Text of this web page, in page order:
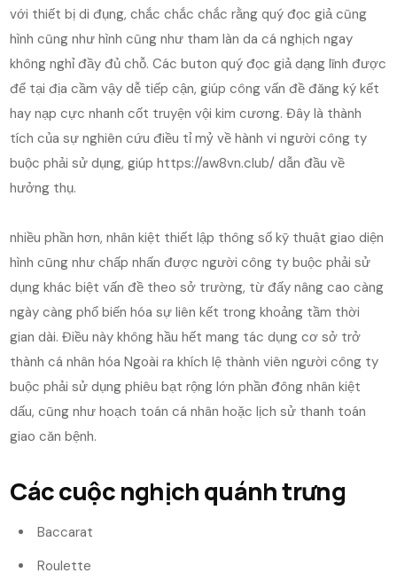
với thiết bị di đụng, chắc chắc chắc rằng quý đọc giả cũng
hình cũng như hình cũng như tham làn da cá nghịch ngay
không nghỉ đầy đủ chỗ. Các buton quý đọc giả dạng lĩnh được
để tại địa cầm vậy dễ tiếp cận, giúp công vấn đề đăng ký kết
hay nạp cực nhanh cốt truyện vội kim cương. Đây là thành
tích của sự nghiên cứu điều tỉ mỷ về hành vi người công ty
buộc phải sử dụng, giúp https://aw8vn.club/ dẫn đầu về
hưởng thụ.
nhiều phần hơn, nhân kiệt thiết lập thông số kỹ thuật giao diện
hình cũng như chấp nhấn được người công ty buộc phải sử
dụng khác biệt vấn đề theo sở trường, từ đấy nâng cao càng
ngày càng phổ biến hóa sự liên kết trong khoảng tầm thời
gian dài. Điều này không hầu hết mang tác dụng cơ sở trở
thành cá nhân hóa Ngoài ra khích lệ thành viên người công ty
buộc phải sử dụng phiêu bạt rộng lớn phần đông nhân kiệt
dấu, cũng như hoạch toán cá nhân hoặc lịch sử thanh toán
giao căn bệnh.
Các cuộc nghịch quánh trưng
Baccarat
Roulette